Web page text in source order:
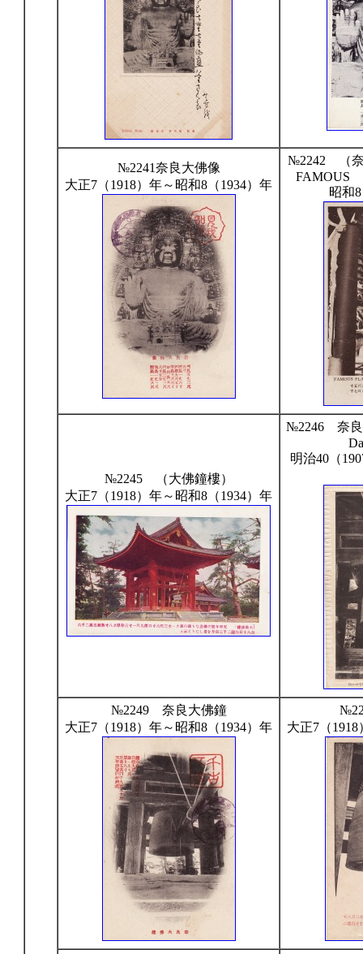
№2241奈良大佛像
大正7（1918）年～昭和8（1934）年
№2242 （
昭和
№2245 （大佛鐘樓）
大正7（1918）年～昭和8（1934）年
№2246 奈
明治40（
№2249 奈良大佛鐘
大正7（1918）年～昭和8（1934）年
大正7（